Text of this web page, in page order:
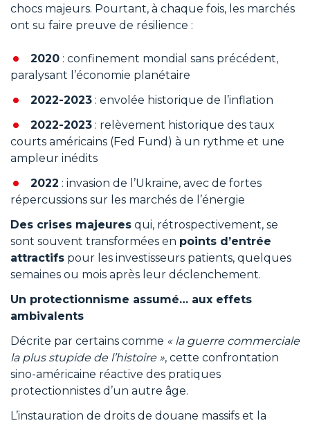
chocs majeurs. Pourtant, à chaque fois, les marchés
ont su faire preuve de résilience :
2020 : confinement mondial sans précédent,
paralysant l’économie planétaire
2022-2023 : envolée historique de l’inflation
2022-2023 : relèvement historique des taux
courts américains (Fed Fund) à un rythme et une
ampleur inédits
2022 : invasion de l’Ukraine, avec de fortes
répercussions sur les marchés de l’énergie
Des crises majeures qui, rétrospectivement, se
sont souvent transformées en points d’entrée
attractifs pour les investisseurs patients, quelques
semaines ou mois après leur déclenchement.
Un protectionnisme assumé… aux effets
ambivalents
Décrite par certains comme « la guerre commerciale
la plus stupide de l’histoire », cette confrontation
sino-américaine réactive des pratiques
protectionnistes d’un autre âge.
L’instauration de droits de douane massifs et la